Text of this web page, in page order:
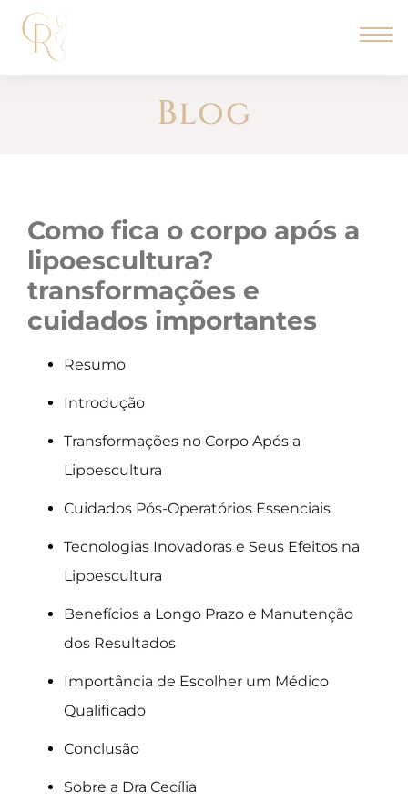
Blog
como fica o corpo após a
lipoescultura?
transformações e
cuidados importantes
Resumo
Introdução
Transformações no Corpo Após a
Lipoescultura
Cuidados Pós-Operatórios Essenciais
Tecnologias Inovadoras e Seus Efeitos na
Lipoescultura
Benefícios a Longo Prazo e Manutenção
dos Resultados
Importância de Escolher um Médico
Qualificado
Conclusão
Sobre a Dra Cecília